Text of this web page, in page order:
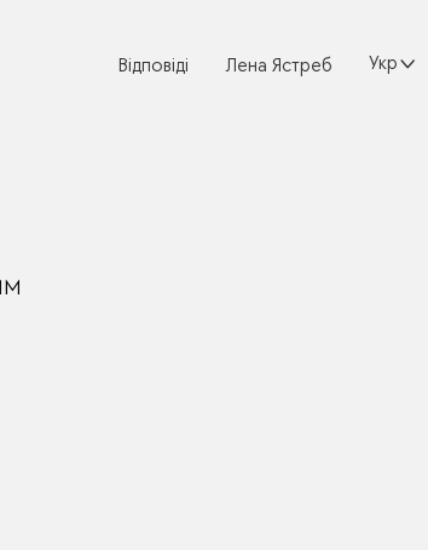
Відповіді Лена Ястреб